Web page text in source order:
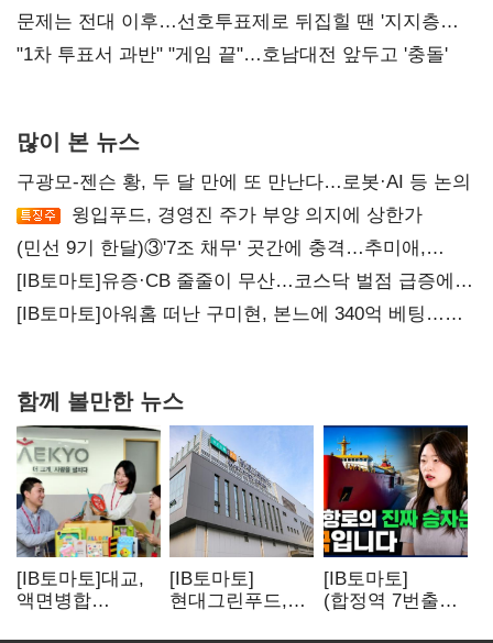
4만278명
문제는 전대 이후…선호투표제로 뒤집힐 땐 '지지층
불복'
"1차 투표서 과반" "게임 끝"…호남대전 앞두고 '충돌'
많이 본 뉴스
구광모-젠슨 황, 두 달 만에 또 만난다…로봇·AI 등 논의
윙입푸드, 경영진 주가 부양 의지에 상한가
(민선 9기 한달)③'7조 채무' 곳간에 충격…추미애,
20년만에 '비상재정' 선언 승부수
[IB토마토]유증·CB 줄줄이 무산…코스닥 벌점 급증에
상폐 압박
[IB토마토]아워홈 떠난 구미현, 본느에 340억 베팅…
함께 볼만한 뉴스
[IB토마토]대교,
액면병합
[IB토마토]
현대그린푸드,
[IB토마토]
(합정역 7번출구)